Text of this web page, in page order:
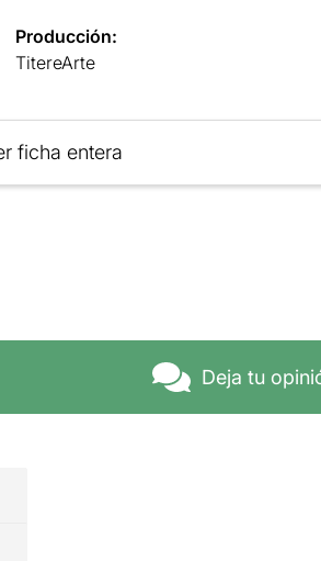
Producción:
TitereArte
ficha entera
Deja tu